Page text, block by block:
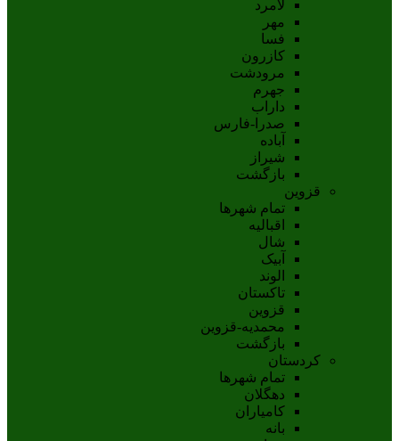
لامرد
مهر
فسا
کازرون
مرودشت
جهرم
داراب
صدرا-فارس
آباده
شيراز
بازگشت
قزوین
تمام شهر‌ها
اقبالیه
شال
آبيک
الوند
تاکستان
قزوين
محمديه-قزوين
بازگشت
کردستان
تمام شهر‌ها
دهگلان
کامیاران
بانه